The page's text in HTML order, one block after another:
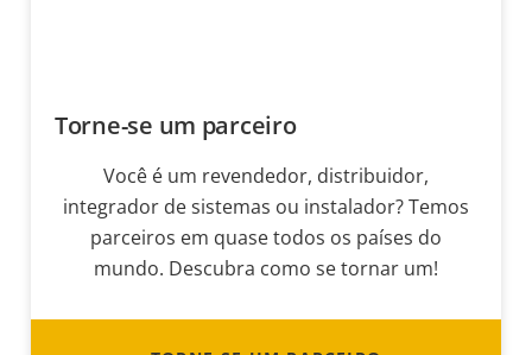
Torne-se um parceiro
Você é um revendedor, distribuidor,
integrador de sistemas ou instalador? Temos
parceiros em quase todos os países do
mundo. Descubra como se tornar um!